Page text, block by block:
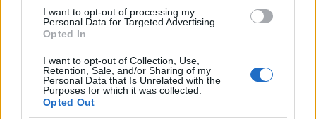
I want to opt-out of processing my
Personal Data for Targeted Advertising.
Opted In
I want to opt-out of Collection, Use,
Retention, Sale, and/or Sharing of my
Personal Data that Is Unrelated with the
Purposes for which it was collected.
Opted Out
Σύστημα και με την υποστήριξη των
υπερκείμενων Προσκοπικών Κλιμακίων, οι
Ναυτοπρόσκοποι του Κιάτου προχωρούν με
βήματα σταθερά.